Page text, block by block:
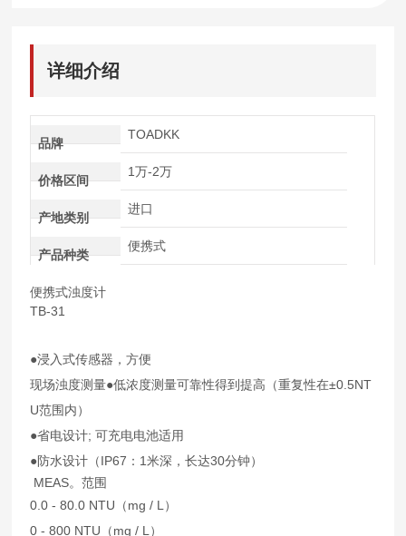
详细介绍
品牌
TOADKK
价格区间
1万-2万
产地类别
进口
产品种类
便携式
便携式浊度计
TB-31
●浸入式传感器，方便
现场浊度测量●低浓度测量可靠性得到提高（重复性在±0.5NT
U范围内）
●省电设计; 可充电电池适用
●防水设计（IP67：1米深，长达30分钟）
MEAS。范围
0.0 - 80.0 NTU（mg / L）
0 - 800 NTU（mg / L）